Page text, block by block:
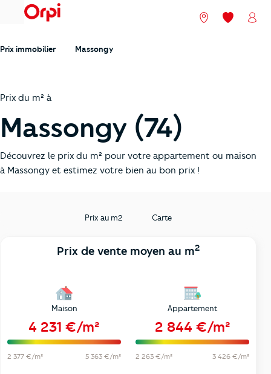
menu Nos agences
Mes
Prix immobilier Massongy
Prix du m² à
Massongy (74)
Découvrez le prix du m² pour votre appartement ou maison
à Massongy et estimez votre bien au bon prix !
Prix au m2 Carte
Prix de vente moyen au m2
Maison
4 231 €/m²
2 377 €/m² 5 363 €/m²
Appartement
2 844 €/m²
2 263 €/m² 3 426 €/m²